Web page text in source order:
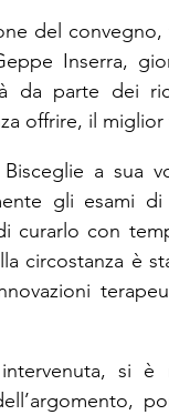
del
Inserra,
da parte dei
offrire, il
a sua
gli esami
curarlo con
circostanza è
si è